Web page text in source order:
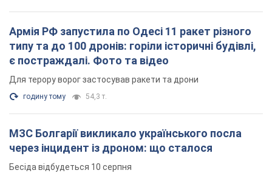
Армія РФ запустила по Одесі 11 ракет різного
типу та до 100 дронів: горіли історичні будівлі,
є постраждалі. Фото та відео
Для терору ворог застосував ракети та дрони
годину тому 54,3 т.
МЗС Болгарії викликало українського посла
через інцидент із дроном: що сталося
Бесіда відбудеться 10 серпня